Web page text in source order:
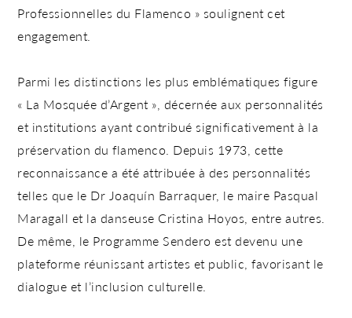
Professionnelles du Flamenco » soulignent cet
engagement.
Parmi les distinctions les plus emblématiques figure
« La Mosquée d’Argent », décernée aux personnalités
et institutions ayant contribué significativement à la
préservation du flamenco. Depuis 1973, cette
reconnaissance a été attribuée à des personnalités
telles que le Dr Joaquín Barraquer, le maire Pasqual
Maragall et la danseuse Cristina Hoyos, entre autres.
De même, le Programme Sendero est devenu une
plateforme réunissant artistes et public, favorisant le
dialogue et l’inclusion culturelle.